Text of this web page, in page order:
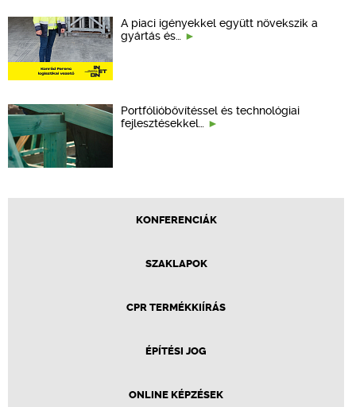
A piaci igényekkel együtt növekszik a
gyártás és…
Portfólióbővítéssel és technológiai
fejlesztésekkel…
KONFERENCIÁK
SZAKLAPOK
CPR TERMÉKKIÍRÁS
ÉPÍTÉSI JOG
ONLINE KÉPZÉSEK